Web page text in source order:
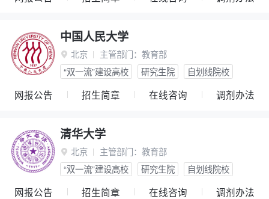
中国人民大学
 北京 主管部门： 教育部
“双一流”建设高校
研究生院 自划线院校
网报公告 招生简章 在线咨询 调剂办法
清华大学
 北京 主管部门： 教育部
“双一流”建设高校
研究生院 自划线院校
网报公告 招生简章 在线咨询 调剂办法